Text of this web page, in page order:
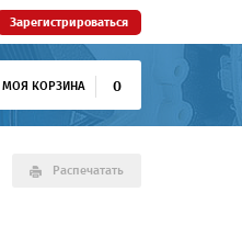
Зарегистрироваться
МОЯ КОРЗИНА 0
Распечатать